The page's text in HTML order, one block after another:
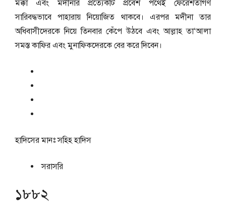
মক্কা এবং মদীনার প্রত্যেকটি প্রবেশ পথেই ফেরেশতাগণ
সারিবদ্ধভাবে পাহারায় নিয়োজিত থাকবে। এরপর মদীনা তার
অধিবাসীদেরকে নিয়ে তিনবার কেঁপে উঠবে এবং আল্লাহ তা‘আলা
সমস্ত কাফির এবং মুনাফিকদেরকে বের করে দিবেন।
হাদিসের মানঃসহিহ হাদিস
সরাসরি
১৮৮২